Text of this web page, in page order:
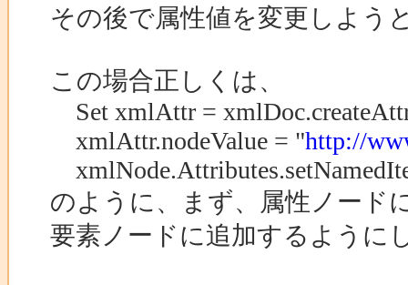
その後で属性値を変更しよう
この場合正しくは、
Set xmlAttr =
xmlAttr.nodeValue = "http://
のように、まず、属性ノード
要素ノードに追加するように